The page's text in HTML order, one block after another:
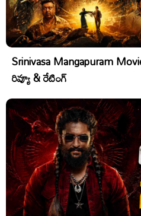
Srinivasa Mangapuram
రివ్యూ & రేటింగ్